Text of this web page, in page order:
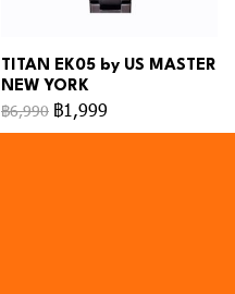
TITAN EK05 by US MASTER
NEW YORK
฿6,990 ฿1,999